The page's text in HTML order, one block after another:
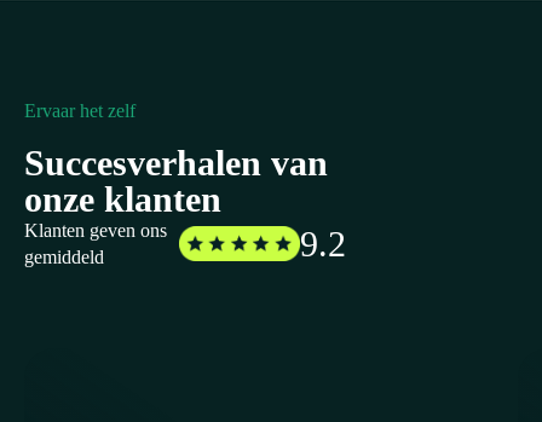
Ervaar het zelf
Succesverhalen van
onze klanten
Klanten geven ons
gemiddeld
9.2